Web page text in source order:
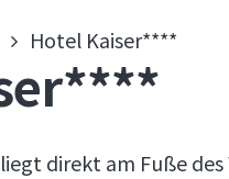
Hotel Kaiser****
direkt am Fuße